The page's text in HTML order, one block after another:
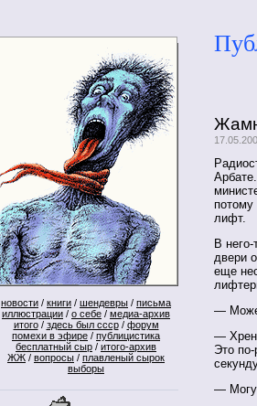
новости / книги / шендевры / письма
иллюстрации / о себе / медиа-архив
итого/ здесь был ссср/ форум
помехи в эфире / публицистика
бесплатный сыр / итого-архив
ЖЖ / вопросы / плавленый сырок
выборы
лифт.
В
двери
еще
—
— Хрен
Это
— Могу